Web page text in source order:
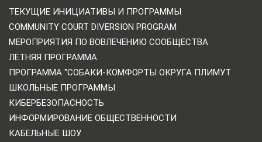
ТЕКУЩИЕ ИНИЦИАТИВЫ И ПРОГРАММЫ
COMMUNITY COURT DIVERSION PROGRAM
МЕРОПРИЯТИЯ ПО ВОВЛЕЧЕНИЮ СООБЩЕСТВА
ЛЕТНЯЯ ПРОГРАММА
ПРОГРАММА "СОБАКИ-КОМФОРТЫ ОКРУГА ПЛИМУТ
ШКОЛЬНЫЕ ПРОГРАММЫ
КИБЕРБЕЗОПАСНОСТЬ
ИНФОРМИРОВАНИЕ ОБЩЕСТВЕННОСТИ
КАБЕЛЬНЫЕ ШОУ